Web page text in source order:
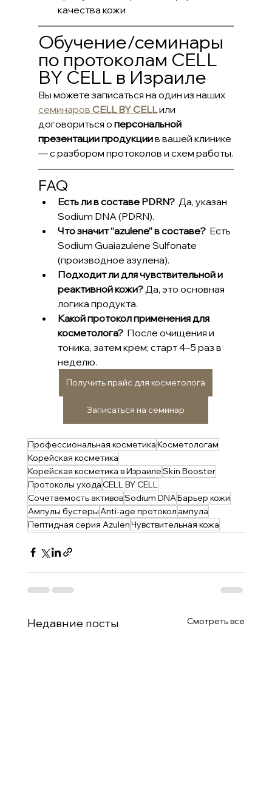
качества кожи
Обучение/семинары
по протоколам CELL
BY CELL в Израиле
Вы можете записаться на один из наших
семинаров CELL BY CELL или
договориться о персональной
презентации продукции в вашей клинике
— с разбором протоколов и схем работы.
FAQ
Есть ли в составе PDRN? Да, указан
Sodium DNA (PDRN).
Что значит “azulene” в составе? Есть
Sodium Guaiazulene Sulfonate
(производное азулена).
Подходит ли для чувствительной и
реактивной кожи? Да, это основная
логика продукта.
Какой протокол применения для
косметолога? После очищения и
тоника, затем крем; старт 4–5 раз в
неделю.
Получить прайс для косметолога
Записаться на семинар
Профессиональная косметикаКосметологам
Корейская косметика
Корейская косметика в ИзраилеSkin Booster
Протоколы уходаCELL BY CELL
Сочетаемость активовSodium DNAБарьер кожи
Ампулы бустерыAnti-age протокол ампула
Пептидная серия AzulenЧувствительная кожа
Недавние посты Смотреть все